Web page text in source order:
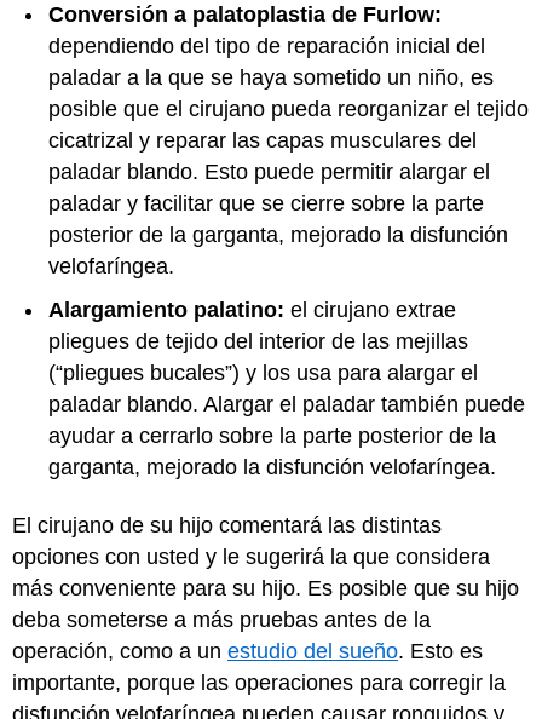
Conversión a palatoplastia de Furlow:
dependiendo del tipo de reparación inicial del
paladar a la que se haya sometido un niño, es
posible que el cirujano pueda reorganizar el tejido
cicatrizal y reparar las capas musculares del
paladar blando. Esto puede permitir alargar el
paladar y facilitar que se cierre sobre la parte
posterior de la garganta, mejorado la disfunción
velofaríngea.
Alargamiento palatino: el cirujano extrae
pliegues de tejido del interior de las mejillas
(“pliegues bucales”) y los usa para alargar el
paladar blando. Alargar el paladar también puede
ayudar a cerrarlo sobre la parte posterior de la
garganta, mejorado la disfunción velofaríngea.
El cirujano de su hijo comentará las distintas
opciones con usted y le sugerirá la que considera
más conveniente para su hijo. Es posible que su hijo
deba someterse a más pruebas antes de la
operación, como a un estudio del sueño. Esto es
importante, porque las operaciones para corregir la
disfunción velofaríngea pueden causar ronquidos y